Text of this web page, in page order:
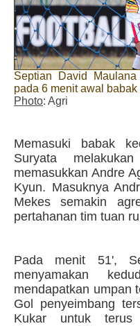
Septian David
pada 6 menit awal babak
Photo: Agri
Memasuki babak
Suryata
memasukkan Andre
Kyun. Masuknya
Mekes semakin
pertahanan tim tuan
Pada menit 51',
menyamakan
mendapatkan umpan
Gol penyeimbang
Kukar untuk terus